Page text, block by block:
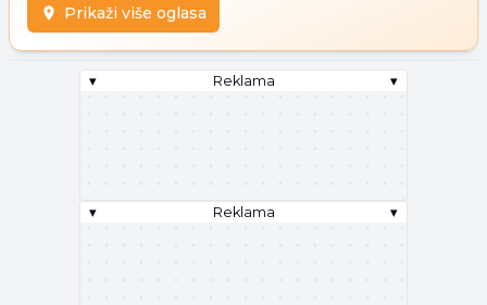
Prikaži više oglasa
▾ Reklama ▾
▾ Reklama ▾